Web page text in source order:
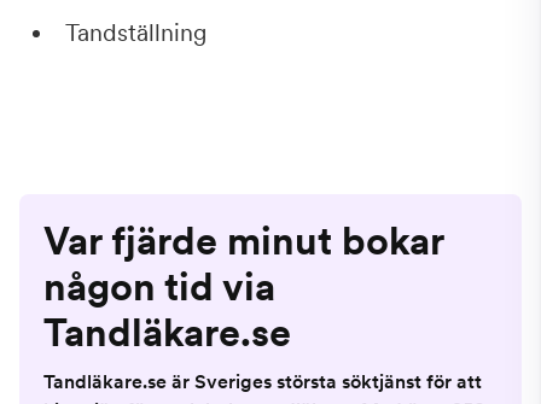
Tandställning
Var fjärde minut bokar
någon tid via
Tandläkare.se
Tandläkare.se är Sveriges största söktjänst för att